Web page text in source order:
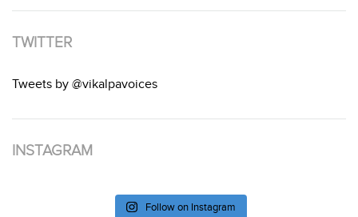
TWITTER
Tweets by @vikalpavoices
INSTAGRAM
Follow on Instagram